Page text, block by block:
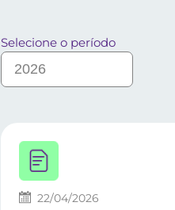
Selecione o período
22/04/2026